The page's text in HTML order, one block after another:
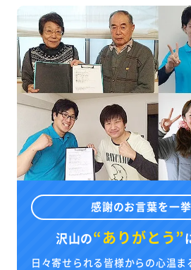
感謝のお言葉を一
沢山の“ありがとう”
日々寄せられる皆様からの心温